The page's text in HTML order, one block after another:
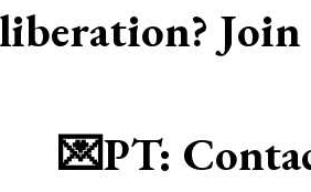
Join
💌PT: